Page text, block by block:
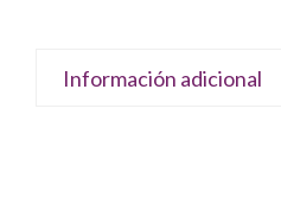
Información adicional